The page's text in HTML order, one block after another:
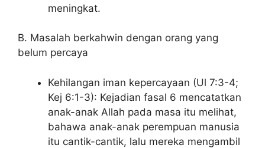
meningkat.
B. Masalah berkahwin dengan orang yang
belum percaya
Kehilangan iman kepercayaan (Ul 7:3-4;
Kej 6:1-3): Kejadian fasal 6 mencatatkan
anak-anak Allah pada masa itu melihat,
bahawa anak-anak perempuan manusia
itu cantik-cantik, lalu mereka mengambil